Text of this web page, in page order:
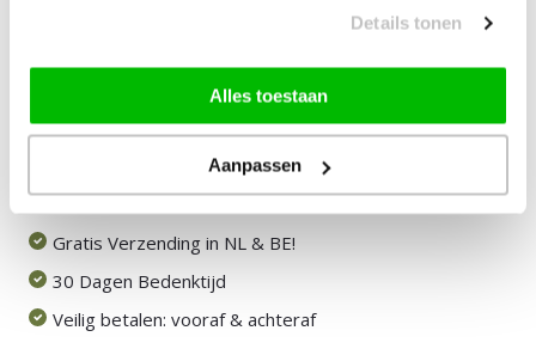
Details tonen
Alles toestaan
Aanpassen
Heb je een vraag over dit product?
Onze medewerker helpt je graag het juiste product te
vinden.
Stuur mail of bel 085-2007065
Door klanten beoordeeld met een 8,9!
Gratis Verzending in NL & BE!
30 Dagen Bedenktijd
Veilig betalen: vooraf & achteraf